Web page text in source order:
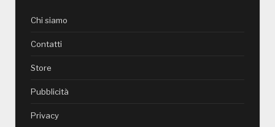
Chi siamo
Contatti
Store
Pubblicità
Privacy